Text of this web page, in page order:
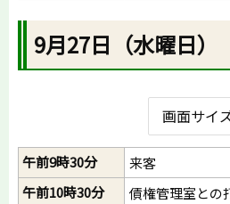
9月27日（水曜日）
画面サイ
午前9時30分
来客
午前10時30分
債権管理室との